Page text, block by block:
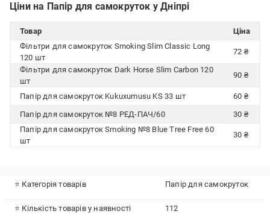
Ціни на Папір для самокруток у Дніпрі
Товар
Ціна
Фільтри для самокруток Smoking Slim Classic Long
120 шт
72 ₴
Фільтри для самокруток Dark Horse Slim Carbon 120
шт
90 ₴
Папір для самокруток Kukuxumusu KS 33 шт
60 ₴
Папір для самокруток №8 РЕД-ПАЧ/60
30 ₴
Папір для самокруток Smoking №8 Blue Tree Free 60
шт
30 ₴
⭐ Категорія товарів Папір для самокруток
⭐ Кількість товарів у наявності 112